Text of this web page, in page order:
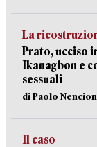
La
Prato, ucciso
Ikanagbon e
sessuali
di Paolo
Il caso